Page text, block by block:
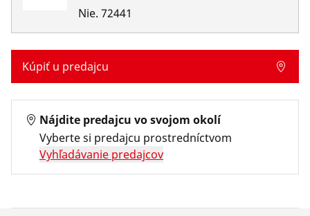
Nie. 72441
Kúpiť u predajcu
Nájdite predajcu vo svojom okolí
Vyberte si predajcu prostredníctvom
Vyhľadávanie predajcov